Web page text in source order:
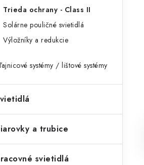
Trieda ochrany - Class II
Solárne pouličné svietidlá
Výložníky a redukcie
systémy / lištové systémy
a trubice
svietidlá